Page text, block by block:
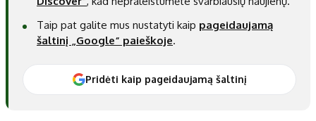
Taip pat galite mus nustatyti kaip pageidaujamą
šaltinį „Google“ paieškoje.
Pridėti kaip pageidaujamą šaltinį